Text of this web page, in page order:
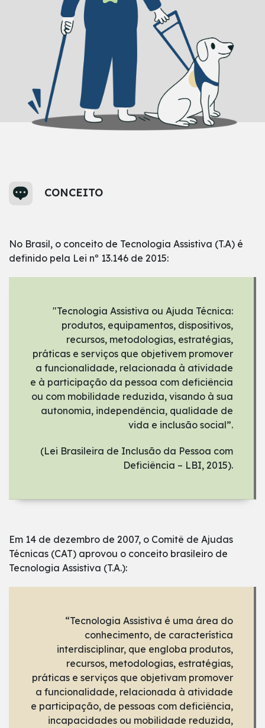
CONCEITO
No Brasil, o conceito de Tecnologia Assistiva (T.A) é
definido pela Lei nº 13.146 de 2015:
"Tecnologia Assistiva ou Ajuda Técnica:
produtos, equipamentos, dispositivos,
recursos, metodologias, estratégias,
práticas e serviços que objetivem promover
a funcionalidade, relacionada à atividade
e à participação da pessoa com deficiência
ou com mobilidade reduzida, visando à sua
autonomia, independência, qualidade de
vida e inclusão social”.
(Lei Brasileira de Inclusão da Pessoa com
Deficiência – LBI, 2015).
Em 14 de dezembro de 2007, o Comitê de Ajudas
Técnicas (CAT) aprovou o conceito brasileiro de
Tecnologia Assistiva (T.A.):
“Tecnologia Assistiva é uma área do
conhecimento, de característica
interdisciplinar, que engloba produtos,
recursos, metodologias, estratégias,
práticas e serviços que objetivam promover
a funcionalidade, relacionada à atividade
e participação, de pessoas com deficiência,
incapacidades ou mobilidade reduzida,